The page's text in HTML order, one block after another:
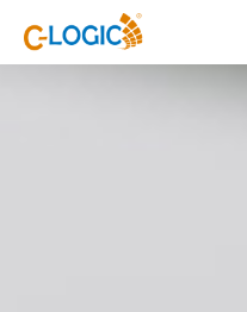
C-